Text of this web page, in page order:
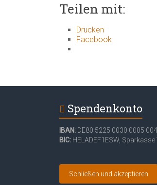
Teilen mit:
Drucken
Facebook
Spendenkonto
IBAN: DE80 5225 0030 0005
BIC: HELADEF1ESW Sparkasse